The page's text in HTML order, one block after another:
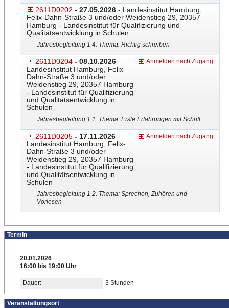
2611D0202 - 27.05.2026 - Landesinstitut Hamburg,
Felix-Dahn-Straße 3 und/oder Weidenstieg 29, 20357
Hamburg - Landesinstitut für Qualifizierung und
Qualitätsentwicklung in Schulen
Jahresbegleitung 1 4. Thema: Richtig schreiben
2611D0204 - 08.10.2026 -
Landesinstitut Hamburg, Felix-
Dahn-Straße 3 und/oder
Weidenstieg 29, 20357 Hamburg
- Landesinstitut für Qualifizierung
und Qualitätsentwicklung in
Schulen
Anmelden nach Zugang
Jahresbegleitung 1 1. Thema: Erste Erfahrungen mit Schrift
2611D0205 - 17.11.2026 -
Landesinstitut Hamburg, Felix-
Dahn-Straße 3 und/oder
Weidenstieg 29, 20357 Hamburg
- Landesinstitut für Qualifizierung
und Qualitätsentwicklung in
Schulen
Anmelden nach Zugang
Jahresbegleitung 1 2. Thema: Sprechen, Zuhören und
Vorlesen
Termin
20.01.2026
16:00 bis 19:00 Uhr
Dauer: 3 Stunden
Veranstaltungsort